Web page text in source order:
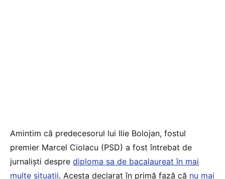
Amintim că predecesorul lui Ilie Bolojan, fostul
premier Marcel Ciolacu (PSD) a fost întrebat de
jurnaliști despre diploma sa de bacalaureat în mai
multe situații. Acesta declarat în primă fază că nu mai